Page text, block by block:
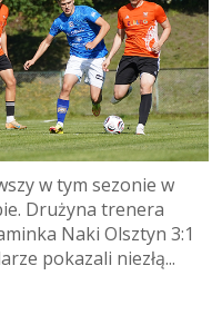
w tym sezonie w
Drużyna trenera
Naki Olsztyn 3:1
pokazali niezłą...